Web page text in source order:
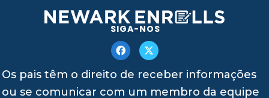
SIGA-NOS
Os pais têm o direito de receber informações
ou se comunicar com um membro da equipe